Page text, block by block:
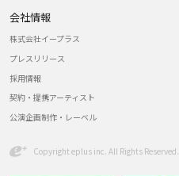
会社情報
株式会社イープラス
プレスリリース
採用情報
契約・提携アーティスト
公演企画制作・レーベル
Copyright eplus inc. All Rights Reserved.